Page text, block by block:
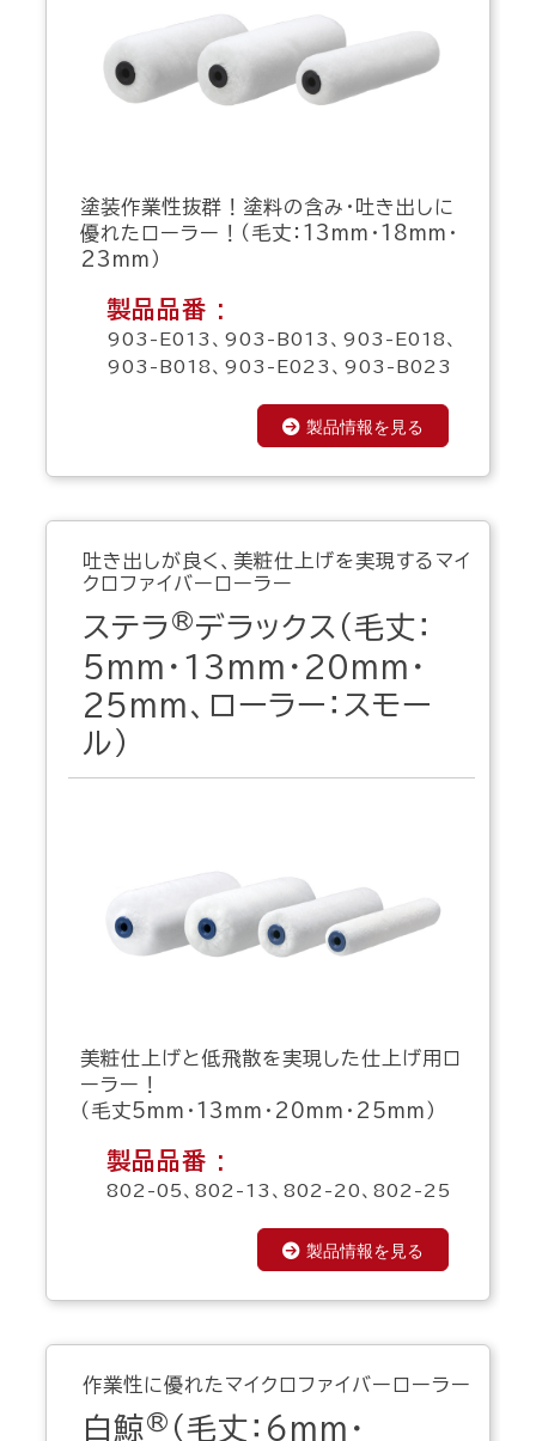
塗装作業性抜群！塗料の含み・吐き出しに
優れたローラー！（毛丈：13mm・18mm・
23mm）
製品品番 :
903-E013、903-B013、903-E018、
903-B018、903-E023、903-B023
製品情報を見る
吐き出しが良く、美粧仕上げを実現するマイ
クロファイバーローラー
ステラ ®デラックス（毛丈：
5mm・13mm・20mm・
25mm、ローラー：スモー
ル）
美粧仕上げと低飛散を実現した仕上げ用ロ
ーラー！
（毛丈5mm・13mm・20mm・25mm）
製品品番 :
802-05、802-13、802-20、802-25
製品情報を見る
作業性に優れたマイクロファイバーローラー
白鯨® （毛丈：6mm・